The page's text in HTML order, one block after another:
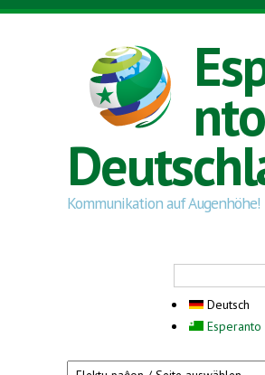
Direkt zum Inhalt
Kommunikation auf Augenhöhe!
Deutsch
Esperanto